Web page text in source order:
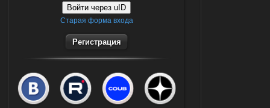
Войти через uID
Старая форма входа
Регистрация